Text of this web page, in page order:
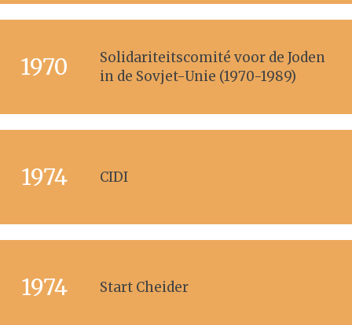
1970
Solidariteitscomité voor de Joden
in de Sovjet-Unie (1970-1989)
1974 CIDI
1974 Start Cheider